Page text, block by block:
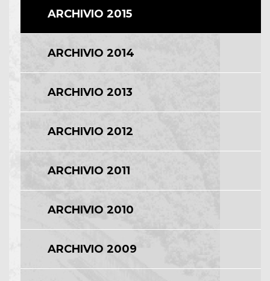
ARCHIVIO 2015
ARCHIVIO 2014
ARCHIVIO 2013
ARCHIVIO 2012
ARCHIVIO 2011
ARCHIVIO 2010
ARCHIVIO 2009